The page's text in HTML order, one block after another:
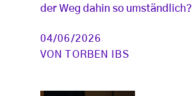
der Weg dahin so umständlich?
04/06/2026
VON
TORBEN IBS